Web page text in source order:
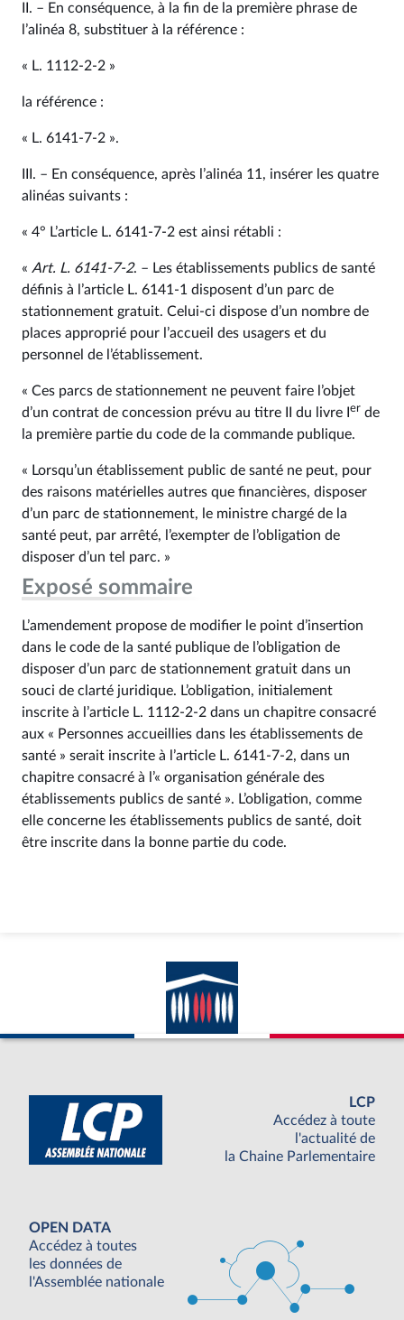
II. – En conséquence, à la fin de la première phrase de
l’alinéa 8, substituer à la référence :
« L. 1112‑2-2 »
la référence :
« L. 6141‑7-2 ».
III. – En conséquence, après l’alinéa 11, insérer les quatre
alinéas suivants :
« 4° L’article L. 6141‑7-2 est ainsi rétabli :
« Art. L. 6141‑7-2. – Les établissements publics de santé
définis à l’article L. 6141‑1 disposent d’un parc de
stationnement gratuit. Celui‑ci dispose d’un nombre de
places approprié pour l’accueil des usagers et du
personnel de l’établissement.
« Ces parcs de stationnement ne peuvent faire l’objet
d’un contrat de concession prévu au titre II du livre I er de
la première partie du code de la commande publique.
« Lorsqu’un établissement public de santé ne peut, pour
des raisons matérielles autres que financières, disposer
d’un parc de stationnement, le ministre chargé de la
santé peut, par arrêté, l’exempter de l’obligation de
disposer d’un tel parc. »
Exposé sommaire
L’amendement propose de modifier le point d’insertion
dans le code de la santé publique de l’obligation de
disposer d’un parc de stationnement gratuit dans un
souci de clarté juridique. L’obligation, initialement
inscrite à l’article L. 1112-2-2 dans un chapitre consacré
aux « Personnes accueillies dans les établissements de
santé » serait inscrite à l’article L. 6141-7-2, dans un
chapitre consacré à l’« organisation générale des
établissements publics de santé ». L’obligation, comme
elle concerne les établissements publics de santé, doit
être inscrite dans la bonne partie du code.
LCP
Accédez à toute
l'actualité de
la Chaine Parlementaire
OPEN DATA
Accédez à toutes
les données de
l'Assemblée nationale